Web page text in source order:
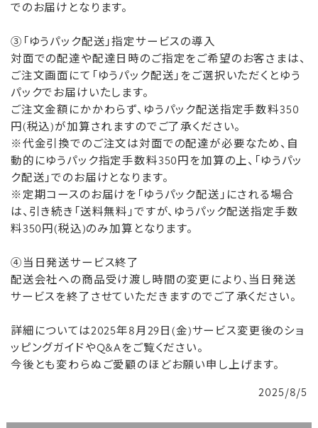
でのお届けとなります。
③「ゆうパック配送」指定サービスの導入
対面での配達や配達日時のご指定をご希望のお客さまは、
ご注文画面にて「ゆうパック配送」をご選択いただくとゆう
パックでお届けいたします。
ご注文金額にかかわらず、ゆうパック配送指定手数料350
円(税込)が加算されますのでご了承ください。
※代金引換でのご注文は対面での配達が必要なため、自
動的にゆうパック指定手数料350円を加算の上、「ゆうパッ
ク配送」でのお届けとなります。
※定期コースのお届けを「ゆうパック配送」にされる場合
は、引き続き「送料無料」ですが、ゆうパック配送指定手数
料350円(税込)のみ加算となります。
④当日発送サービス終了
配送会社への商品受け渡し時間の変更により、当日発送
サービスを終了させていただきますのでご了承ください。
詳細については2025年8月29日(金)サービス変更後のショ
ッピングガイドやQ&Aをご覧ください。
今後とも変わらぬご愛顧のほどお願い申し上げます。
2025/8/5